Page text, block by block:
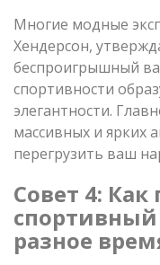
Многие модные
Хендерсон,
беспроигрышный
спортивности
элегантности.
массивных и ярких
перегрузить ваш
Совет 4:
разное